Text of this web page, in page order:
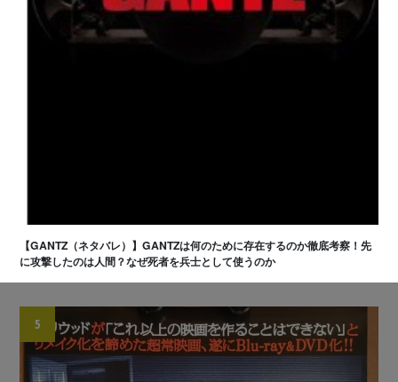
【GANTZ（ネタバレ）】GANTZは何のために存在するのか徹底考察！先
に攻撃したのは人間？なぜ死者を兵士として使うのか
5